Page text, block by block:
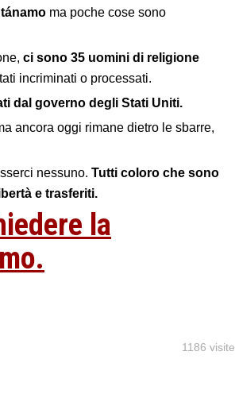
ma poche cose sono
ci sono 35 uomini di religione
incriminati o processati.
dal governo degli Stati Uniti.
ancora oggi rimane dietro le sbarre,
nessuno. Tutti coloro che sono
e trasferiti.
la
1186 visite